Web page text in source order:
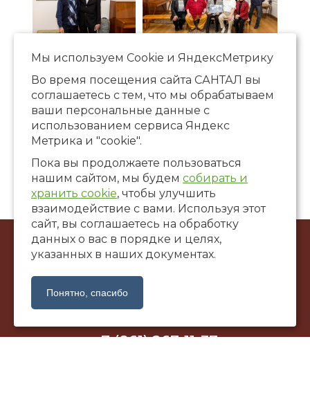
© ООО Художественная галерея «САНТАЛ», 2002-2026
г. Краснодар, ул. Коммунаров, 58
santalgallery@yandex.ru
+7 (861) 267-11-37
Мы используем Сookie и ЯндексМетрику
Во время посещения сайта САНТАЛ вы
соглашаетесь с тем, что мы обрабатываем
ваши персональные данные с
использованием сервиса Яндекс
Метрика и "cookie".
Пока вы продолжаете пользоваться
нашим сайтом, мы будем собирать и
хранить cookie, чтобы улучшить
взаимодействие с вами. Используя этот
сайт, вы соглашаетесь на обработку
данных о вас в порядке и целях,
указанных в наших документах.
Понятно, спасибо